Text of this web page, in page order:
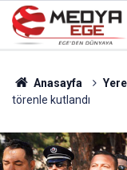
Anasayfa Yerel
törenle kutlandı